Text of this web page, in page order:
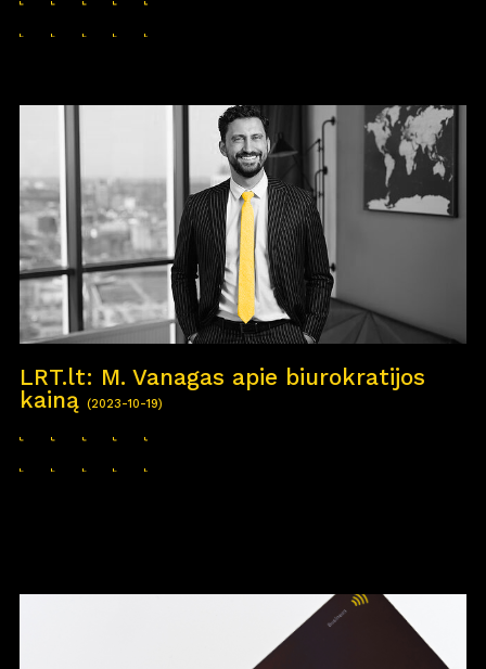
LRT.lt: M. Vanagas apie biurokratijos
kainą (2023-10-19)